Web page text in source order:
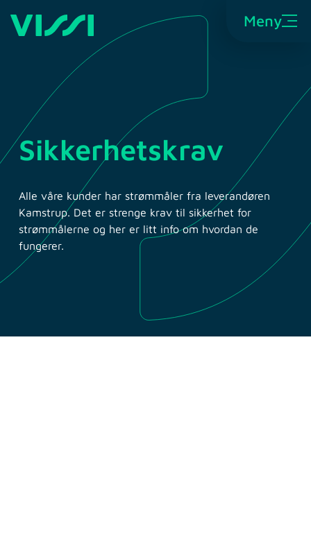
Meny
Sikkerhetskrav
Alle våre kunder har strømmåler fra leverandøren
Kamstrup. Det er strenge krav til sikkerhet for
strømmålerne og her er litt info om hvordan de
fungerer.